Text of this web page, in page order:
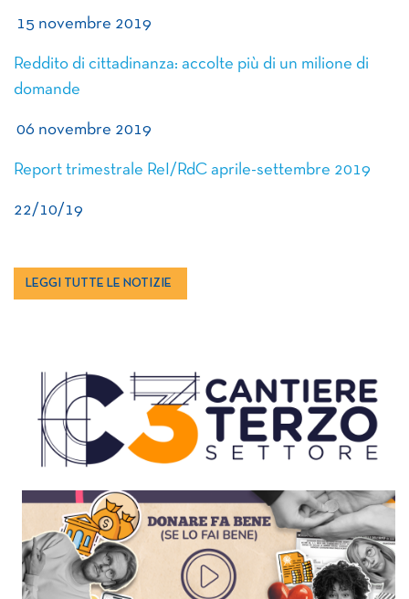
15 novembre 2019
Reddito di cittadinanza: accolte più di un milione di
domande
06 novembre 2019
Report trimestrale ReI/RdC aprile-settembre 2019
22/10/19
LEGGI TUTTE LE NOTIZIE